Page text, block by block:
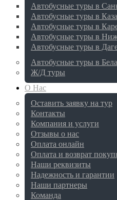
Автобусные туры в
Автобусные туры в
Автобусные туры в
Автобусные туры в
Автобусные туры в
Автобусные туры в
Ж/Д туры
О Нас
Оставить заявку на тур
Контакты
Компания и услуги
Отзывы о нас
Оплата онлайн
Оплата и возврат
Наши реквизиты
Надежность и гарантии
Наши партнеры
Команда